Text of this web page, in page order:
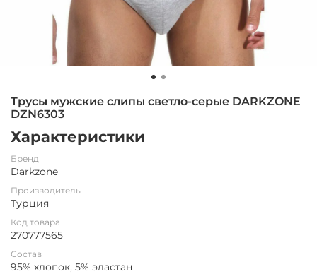
Трусы мужские слипы светло-серые DARKZONE
DZN6303
Характеристики
Бренд
Darkzone
Производитель
Турция
Код товара
270777565
Состав
95% хлопок, 5% эластан